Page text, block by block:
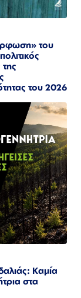
του
του 2026
Καμία
στα